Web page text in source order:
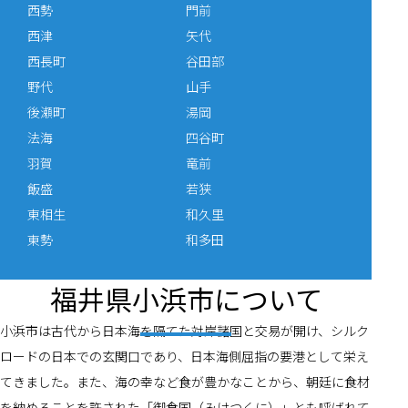
西勢
西津
西長町
野代
後瀬町
法海
羽賀
飯盛
東相生
東勢
門前
矢代
谷田部
山手
湯岡
四谷町
竜前
若狭
和久里
和多田
福井県小浜市について
小浜市は古代から日本海を隔てた対岸諸国と交易が開け、シルク
ロードの日本での玄関口であり、日本海側屈指の要港として栄え
てきました。また、海の幸など食が豊かなことから、朝廷に食材